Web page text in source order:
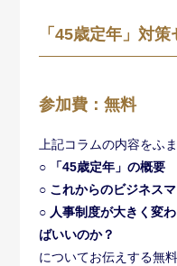
「45歳定年」対
参加費：無料
上記コラムの内容をふま
○ 「45歳定年」の概要
○ これからのビジネス
○ 人事制度が大きく変
ばいいのか？
についてお伝えする無